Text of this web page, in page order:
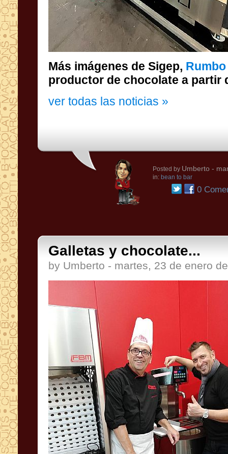
Más imágenes de Sigep, Rumbo
productor de chocolate a partir
ver todas las noticias »
Posted by Umberto -
in: bean to bar
0
Galletas y chocolate...
by Umberto - martes, 23 de enero